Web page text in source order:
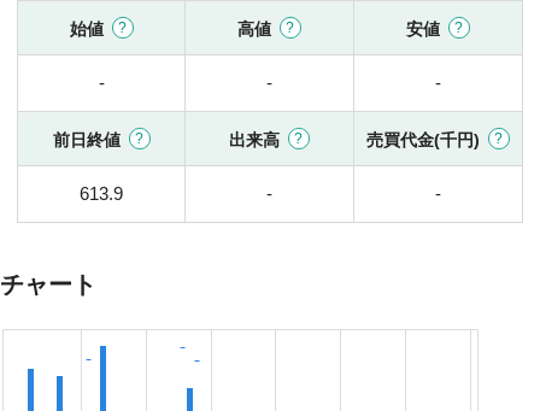
始値 高値 安値
- - -
前日終値 出来高 売買代金(千円)
613.9 - -
チャート